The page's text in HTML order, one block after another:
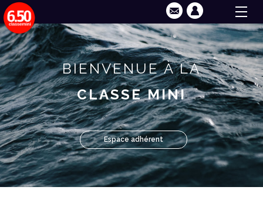
BIENVENUE À LA
CLASSE MINI
Espace adhérent